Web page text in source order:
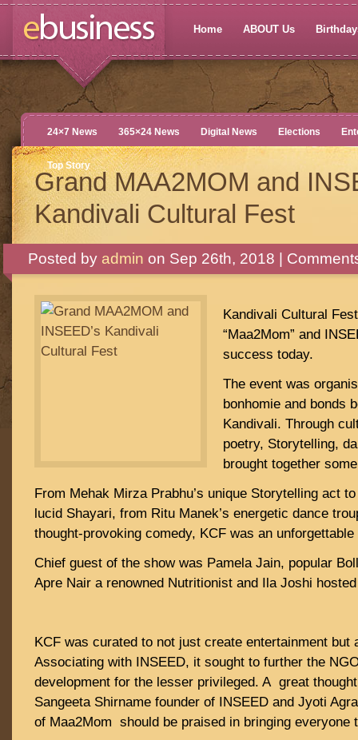
Home ABOUT Us
24×7 News 365×24 News Digital News Elections
Top Story
Grand MAA2MOM and
Kandivali Cultural Fest
Posted by admin on Sep 26th, 2018 |
Kandivali Cultural
“Maa2Mom” and
success today.
The event was
bonhomie and bonds
Kandivali. Through
poetry, Storytelling,
brought together
From Mehak Mirza Prabhu’s unique Storytelling act
lucid Shayari, from Ritu Manek’s energetic dance
thought-provoking comedy, KCF was an unforgettable
Chief guest of the show was Pamela Jain, popular
Apre Nair a renowned Nutritionist and Ila Joshi
KCF was curated to not just create entertainment but
Associating with INSEED, it sought to further the
development for the lesser privileged. A great
Sangeeta Shirname founder of INSEED and Jyoti
of Maa2Mom should be praised in bringing everyone